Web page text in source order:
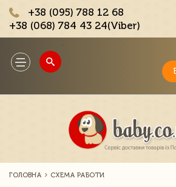
+38 (095) 788 12 68
+38 (068) 784 43 24(Viber)
Toggle
navigation
ГОЛОВНА СХЕМА РАБОТИ